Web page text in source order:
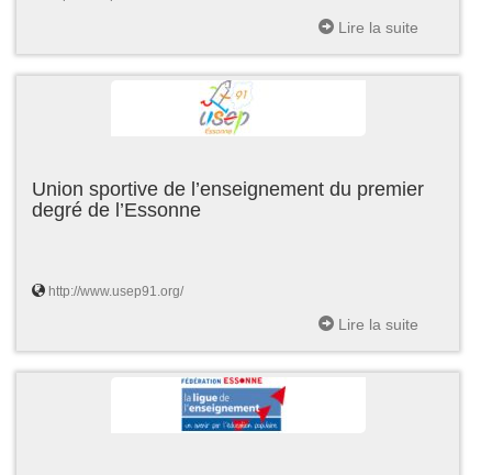
Lire la suite
Union sportive de l’enseignement du premier
degré de l’Essonne
http://www.usep91.org/
Lire la suite